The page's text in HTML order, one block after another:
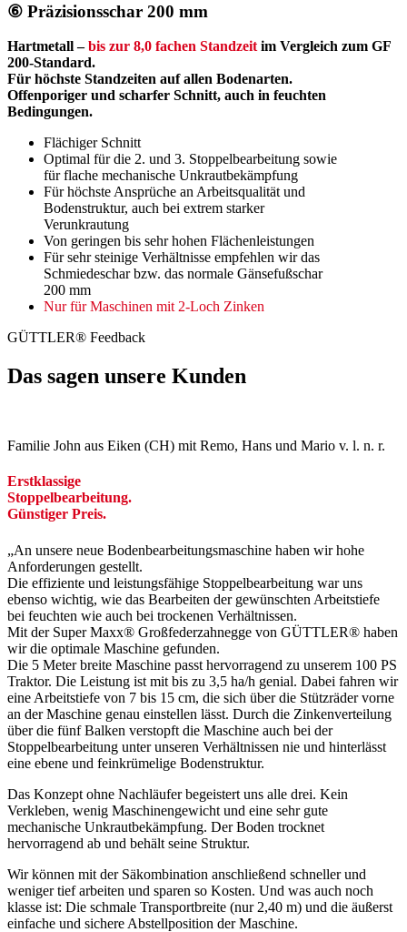
⑥ Präzisionsschar 200 mm
Hartmetall –bis zur 8,0 fachen Standzeit im Vergleich zum GF
200-Standard.
Für höchste Standzeiten auf allen Bodenarten.
Offenporiger und scharfer Schnitt, auch in feuchten
Bedingungen.
Flächiger Schnitt
Optimal für die 2. und 3. Stoppelbearbeitung sowie
für flache mechanische Unkrautbekämpfung
Für höchste Ansprüche an Arbeitsqualität und
Bodenstruktur, auch bei extrem starker
Verunkrautung
Von geringen bis sehr hohen Flächenleistungen
Für sehr steinige Verhältnisse empfehlen wir das
Schmiedeschar bzw. das normale Gänsefußschar
200 mm
Nur für Maschinen mit 2-Loch Zinken
GÜTTLER® Feedback
Das sagen unsere Kunden
Familie John aus Eiken (CH) mit Remo, Hans und Mario v. l. n. r.
Erstklassige
Stoppelbearbeitung.
Günstiger Preis.
„An unsere neue Bodenbearbeitungsmaschine haben wir hohe
Anforderungen gestellt.
Die effiziente und leistungsfähige Stoppelbearbeitung war uns
ebenso wichtig, wie das Bearbeiten der gewünschten Arbeitstiefe
bei feuchten wie auch bei trockenen Verhältnissen.
Mit der Super Maxx® Großfederzahnegge von GÜTTLER® haben
wir die optimale Maschine gefunden.
Die 5 Meter breite Maschine passt hervorragend zu unserem 100 PS
Traktor. Die Leistung ist mit bis zu 3,5 ha/h genial. Dabei fahren wir
eine Arbeitstiefe von 7 bis 15 cm, die sich über die Stützräder vorne
an der Maschine genau einstellen lässt. Durch die Zinkenverteilung
über die fünf Balken verstopft die Maschine auch bei der
Stoppelbearbeitung unter unseren Verhältnissen nie und hinterlässt
eine ebene und feinkrümelige Bodenstruktur.
Das Konzept ohne Nachläufer begeistert uns alle drei. Kein
Verkleben, wenig Maschinengewicht und eine sehr gute
mechanische Unkrautbekämpfung. Der Boden trocknet
hervorragend ab und behält seine Struktur.
Wir können mit der Säkombination anschließend schneller und
weniger tief arbeiten und sparen so Kosten. Und was auch noch
klasse ist: Die schmale Transportbreite (nur 2,40 m) und die äußerst
einfache und sichere Abstellposition der Maschine.